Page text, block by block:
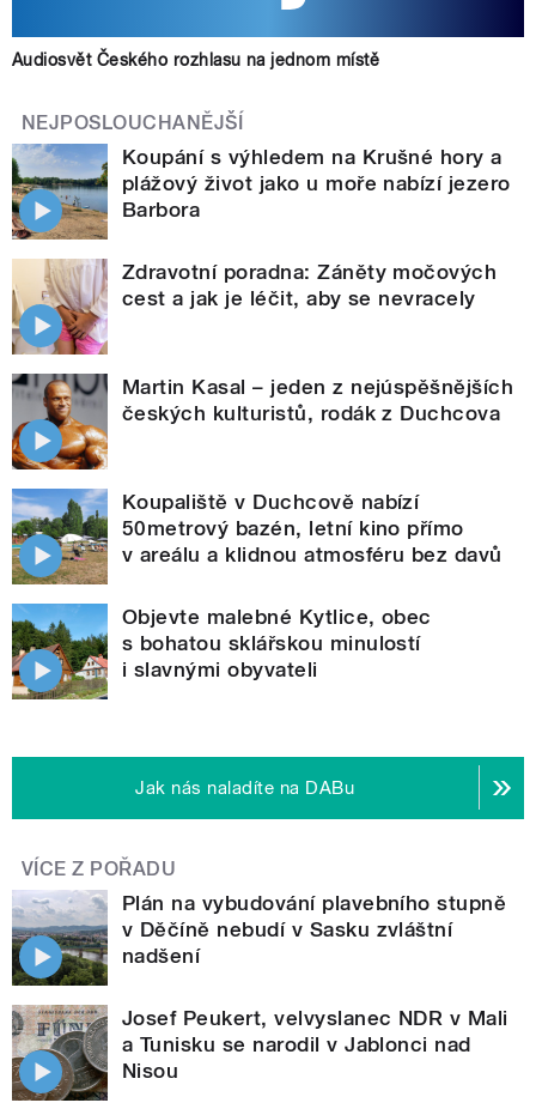
Audiosvět Českého rozhlasu na jednom místě
NEJPOSLOUCHANĚJŠÍ
Koupání s výhledem na Krušné hory a
plážový život jako u moře nabízí jezero
Barbora
Zdravotní poradna: Záněty močových
cest a jak je léčit, aby se nevracely
Martin Kasal – jeden z nejúspěšnějších
českých kulturistů, rodák z Duchcova
Koupaliště v Duchcově nabízí
50metrový bazén, letní kino přímo
v areálu a klidnou atmosféru bez davů
Objevte malebné Kytlice, obec
s bohatou sklářskou minulostí
i slavnými obyvateli
Jak nás naladíte na DABu
VÍCE Z POŘADU
Plán na vybudování plavebního stupně
v Děčíně nebudí v Sasku zvláštní
nadšení
Josef Peukert, velvyslanec NDR v Mali
a Tunisku se narodil v Jablonci nad
Nisou